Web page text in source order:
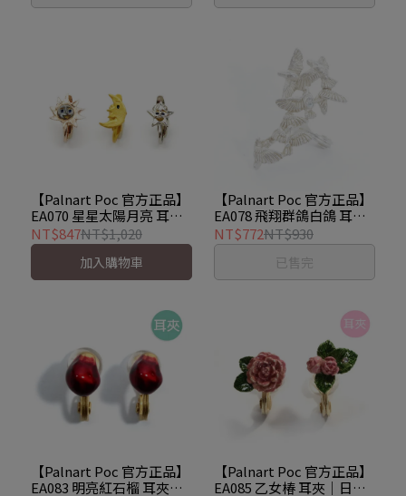
【Palnart Poc 官方正品】
EA070 星星太陽月亮 耳夾
ユニバース
NT$847NT$1,020
加入購物車
【Palnart Poc 官方正品】
EA078 飛翔群鴿白鴿 耳骨
夾 耳夾 單支售 Pigeon
Earcuff
NT$772NT$930
已售完
【Palnart Poc 官方正品】
EA083 明亮紅石榴 耳夾｜
【Palnart Poc 官方正品】
EA085 乙女椿 耳夾｜日本